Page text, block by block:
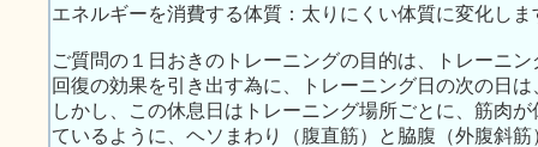
エネルギーを消費する体質：太りにくい体質に変化しま
ご質問の１日おきのトレーニングの目的は、トレーニ
回復の効果を引き出す為に、トレーニング日の次の日
しかし、この休息日はトレーニング場所ごとに、筋肉
ているように、ヘソまわり（腹直筋）と脇腹（外腹斜